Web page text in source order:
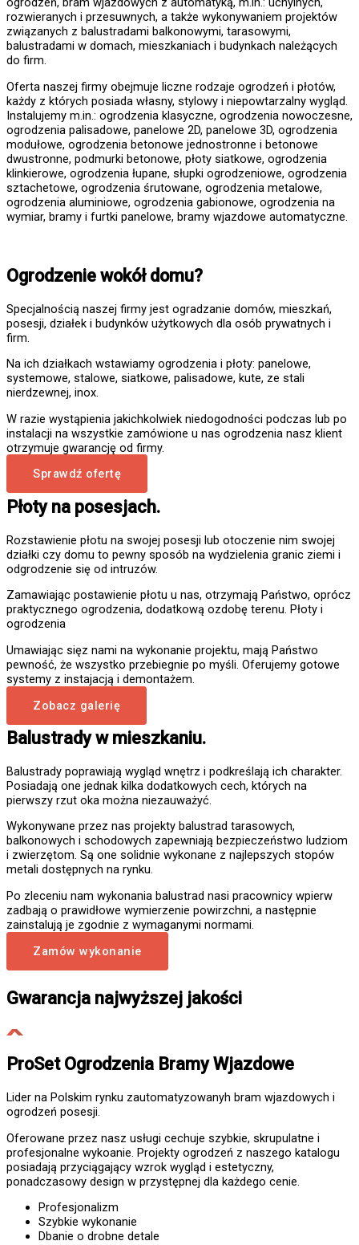
rozwieranych i przesuwnych, a także wykonywaniem projektów
związanych z balustradami balkonowymi, tarasowymi,
balustradami w domach, mieszkaniach i budynkach należących
do firm.
Oferta naszej firmy obejmuje liczne rodzaje ogrodzeń i płotów,
każdy z których posiada własny, stylowy i niepowtarzalny wygląd.
Instalujemy m.in.: ogrodzenia klasyczne, ogrodzenia nowoczesne,
ogrodzenia palisadowe, panelowe 2D, panelowe 3D, ogrodzenia
modułowe, ogrodzenia betonowe jednostronne i betonowe
dwustronne, podmurki betonowe, płoty siatkowe, ogrodzenia
klinkierowe, ogrodzenia łupane, słupki ogrodzeniowe, ogrodzenia
sztachetowe, ogrodzenia śrutowane, ogrodzenia metalowe,
ogrodzenia aluminiowe, ogrodzenia gabionowe, ogrodzenia na
wymiar, bramy i furtki panelowe, bramy wjazdowe automatyczne.
Ogrodzenie wokół domu?
Specjalnością naszej firmy jest ogradzanie domów, mieszkań,
posesji, działek i budynków użytkowych dla osób prywatnych i
firm.
Na ich działkach wstawiamy ogrodzenia i płoty: panelowe,
systemowe, stalowe, siatkowe, palisadowe, kute, ze stali
nierdzewnej, inox.
W razie wystąpienia jakichkolwiek niedogodności podczas lub po
instalacji na wszystkie zamówione u nas ogrodzenia nasz klient
otrzymuje gwarancję od firmy.
Sprawdź ofertę
Płoty na posesjach.
Rozstawienie płotu na swojej posesji lub otoczenie nim swojej
działki czy domu to pewny sposób na wydzielenia granic ziemi i
odgrodzenie się od intruzów.
Zamawiając postawienie płotu u nas, otrzymają Państwo, oprócz
praktycznego ogrodzenia, dodatkową ozdobę terenu. Płoty i
ogrodzenia
Umawiając sięz nami na wykonanie projektu, mają Państwo
pewność, że wszystko przebiegnie po myśli. Oferujemy gotowe
systemy z instajacją i demontażem.
Zobacz galerię
Balustrady w mieszkaniu.
Balustrady poprawiają wygląd wnętrz i podkreślają ich charakter.
Posiadają one jednak kilka dodatkowych cech, których na
pierwszy rzut oka można niezauważyć.
Wykonywane przez nas projekty balustrad tarasowych,
balkonowych i schodowych zapewniają bezpieczeństwo ludziom
i zwierzętom. Są one solidnie wykonane z najlepszych stopów
metali dostępnych na rynku.
Po zleceniu nam wykonania balustrad nasi pracownicy wpierw
zadbają o prawidłowe wymierzenie powirzchni, a następnie
zainstalują je zgodnie z wymaganymi normami.
Zamów wykonanie
Gwarancja najwyższej jakości
ProSet Ogrodzenia Bramy Wjazdowe
Lider na Polskim rynku zautomatyzowanyh bram wjazdowych i
ogrodzeń posesji.
Oferowane przez nasz usługi cechuje szybkie, skrupulatne i
profesjonalne wykoanie. Projekty ogrodzeń z naszego katalogu
posiadają przyciągający wzrok wygląd i estetyczny,
ponadczasowy design w przystępnej dla każdego cenie.
Profesjonalizm
Szybkie wykonanie
Dbanie o drobne detale